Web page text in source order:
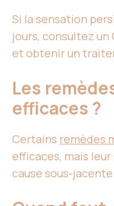
Si la sensation
jours, consultez un
et obtenir un
Les
efficaces ?
Certains remèdes
efficaces, mais
cause sous-